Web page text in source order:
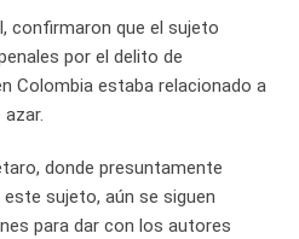
confirmaron que el sujeto
por el delito de
Colombia estaba relacionado a
donde presuntamente
sujeto, aún se siguen
para dar con los autores